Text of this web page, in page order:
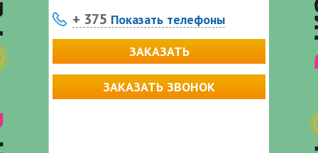
+ 375 Показать телефоны
ЗАКАЗАТЬ
ЗАКАЗАТЬ ЗВОНОК